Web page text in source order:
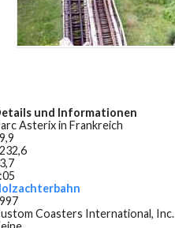
und Informationen
Asterix in Frankreich
Coasters International, Inc.